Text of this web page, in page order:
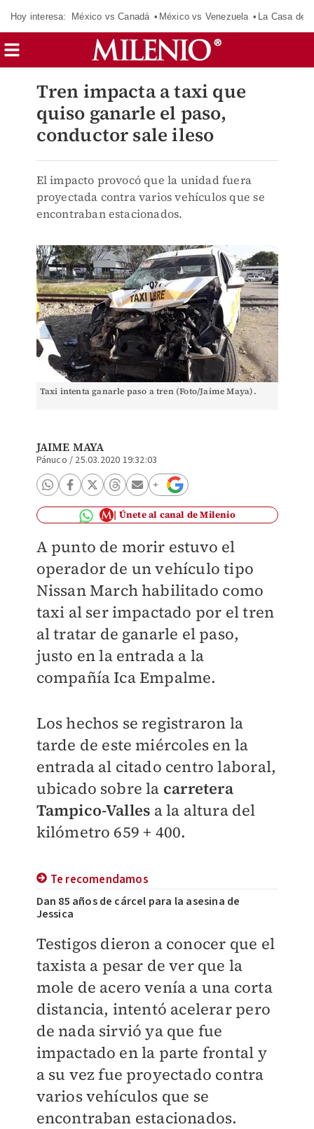
Hoy interesa: México vs Canadá México vs Venezuela La Casa de
Tren impacta a taxi que
quiso ganarle el paso,
conductor sale ileso
El impacto provocó que la unidad fuera
proyectada contra varios vehículos que se
encontraban estacionados.
Taxi intenta ganarle paso a tren (Foto/Jaime Maya).
JAIME MAYA
Pánuco / 25.03.2020 19:32:03
Únete al canal de Milenio
A punto de morir estuvo el
operador de un vehículo tipo
Nissan March habilitado como
taxi al ser impactado por el tren
al tratar de ganarle el paso,
justo en la entrada a la
compañía Ica Empalme.
Los hechos se registraron la
tarde de este miércoles en la
entrada al citado centro laboral,
ubicado sobre la carretera
Tampico-Valles a la altura del
kilómetro 659 + 400.
Te recomendamos
Dan 85 años de cárcel para la asesina de
Jessica
Testigos dieron a conocer que el
taxista a pesar de ver que la
mole de acero venía a una corta
distancia, intentó acelerar pero
de nada sirvió ya que fue
impactado en la parte frontal y
a su vez fue proyectado contra
varios vehículos que se
encontraban estacionados.